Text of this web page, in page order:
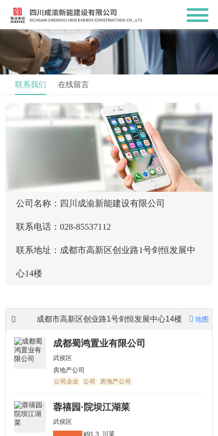
联系我们 在线留言
公司名称：四川成渝新能建设有限公司
联系电话：028-85537112
联系地址：成都市高新区创业路1号剑恒发展中
心14楼